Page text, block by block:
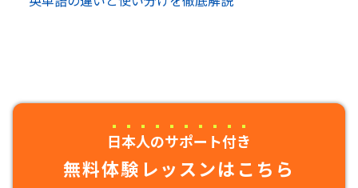
日本人のサポート付き
無料体験レッスンはこちら